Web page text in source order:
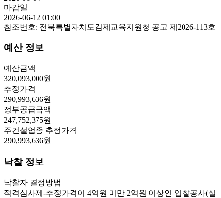
마감일
2026-06-12 01:00
참조번호: 전북특별자치도김제교육지원청 공고 제2026-113호
예산 정보
예산금액
320,093,000원
추정가격
290,993,636원
정부공급금액
247,752,375원
주건설업종 추정가격
290,993,636원
낙찰 정보
낙찰자 결정방법
적격심사제-추정가격이 4억원 미만 2억원 이상인 입찰공사(실